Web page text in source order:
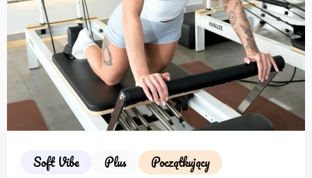
Soft Vibe Plus Początkujący